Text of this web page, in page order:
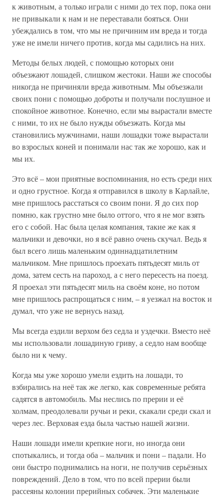
к животным, а только играли с ними до тех пор, пока они
не привыкали к нам и не переставали бояться. Они
убеждались в том, что мы не причиним им вреда и тогда
уже не имели ничего против, когда мы садились на них.
Методы белых людей, с помощью которых они
объезжают лошадей, слишком жестоки. Наши же способы
никогда не причиняли вреда животным. Мы объезжали
своих пони с помощью доброты и получали послушное и
спокойное животное. Конечно, если мы вырастали вместе
с ними, то их не было нужды объезжать. Когда мы
становились мужчинами, наши лошадки тоже вырастали
во взрослых коней и понимали нас так же хорошо, как и
мы их.
Это всё – мои приятные воспоминания, но есть среди них
и одно грустное. Когда я отправился в школу в Карлайле,
мне пришлось расстаться со своим пони. Я до сих пор
помню, как грустно мне было оттого, что я не мог взять
его с собой. Нас была целая компания, такие же как я
мальчики и девочки, но я всё равно очень скучал. Ведь я
был всего лишь маленьким одиннадцатилетним
мальчиком. Мне пришлось проехать пятьдесят миль от
дома, затем сесть на пароход, а с него пересесть на поезд.
Я проехал эти пятьдесят миль на своём коне, но потом
мне пришлось распрощаться с ним, – я уезжал на восток и
думал, что уже не вернусь назад.
Мы всегда ездили верхом без седла и уздечки. Вместо неё
мы использовали лошадиную гриву, а седло нам вообще
было ни к чему.
Когда мы уже хорошо умели ездить на лошади, то
взбирались на неё так же легко, как современные ребята
садятся в автомобиль. Мы неслись по прерии и её
холмам, преодолевали ручьи и реки, скакали среди скал и
через лес. Верховая езда была частью нашей жизни.
Наши лошади имели крепкие ноги, но иногда они
спотыкались, и тогда оба – мальчик и пони – падали. Но
они быстро поднимались на ноги, не получив серьёзных
повреждений. Дело в том, что по всей прерии были
рассеяны колонии прерийных собачек. Эти маленькие